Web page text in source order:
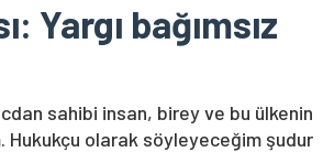
Yargı bağımsız
sahibi insan, birey ve bu ülkenin
Hukukçu olarak söyleyeceğim şudur